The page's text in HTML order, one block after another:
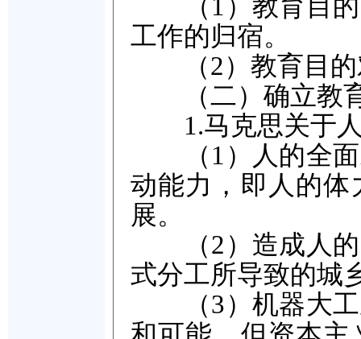
（1）教育目的
工作的归宿。
（2）教育目的
（二）确立教
1.马克思关于人
（1）人的全面
动能力，即人的
展。
（2）造成人的
式分工所导致的城
（3）机器大工